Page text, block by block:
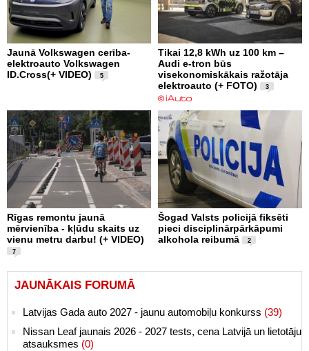
Jaunā Volkswagen cerība-
elektroauto Volkswagen
ID.Cross(+ VIDEO)
5
Tikai 12,8 kWh uz 100 km –
Audi e-tron būs
visekonomiskākais ražotāja
elektroauto (+ FOTO)
3
Rīgas remontu jaunā
mērvienība - kļūdu skaits uz
vienu metru darbu! (+ VIDEO)
7
Šogad Valsts policijā fiksēti
pieci disciplinārpārkāpumi
alkohola reibumā
2
JAUNĀKAIS FORUMĀ
Latvijas Gada auto 2027 - jaunu automobiļu konkurss (39)
Nissan Leaf jaunais 2026 - 2027 tests, cena Latvijā un lietotāju
atsauksmes (0)